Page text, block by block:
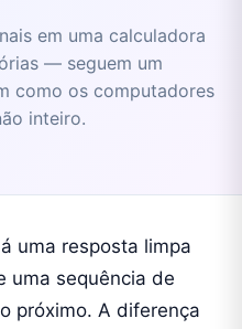
em uma calculadora
— seguem um
como os computadores
inteiro.
uma resposta limpa
uma sequência de
próximo. A diferença